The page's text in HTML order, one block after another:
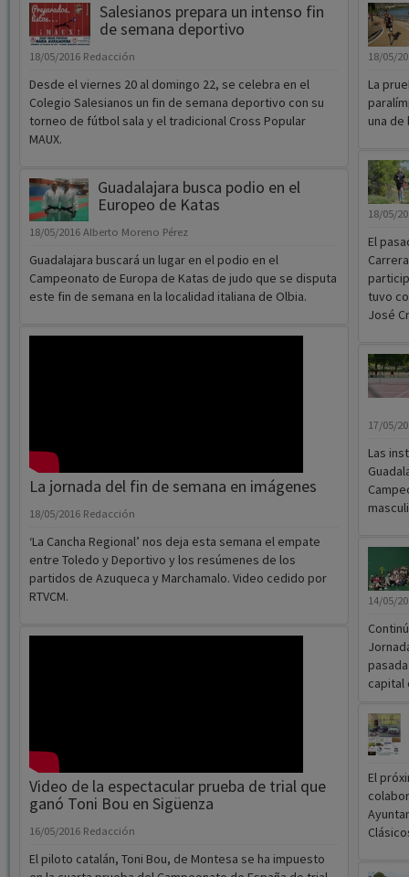
Salesianos prepara un intenso fin
de semana deportivo
18/05/2016 Redacción
Desde el viernes 20 al domingo 22, se celebra en el
Colegio Salesianos un fin de semana deportivo con su
torneo de fútbol sala y el tradicional Cross Popular
MAUX.
Guadalajara busca podio en el
Europeo de Katas
18/05/2016 Alberto Moreno Pérez
Guadalajara buscará un lugar en el podio en el
Campeonato de Europa de Katas de judo que se disputa
este fin de semana en la localidad italiana de Olbia.
La jornada del fin de semana en imágenes
18/05/2016 Redacción
‘La Cancha Regional’ nos deja esta semana el empate
entre Toledo y Deportivo y los resúmenes de los
partidos de Azuqueca y Marchamalo. Video cedido por
RTVCM.
Video de la espectacular prueba de trial que
ganó Toni Bou en Sigüenza
16/05/2016 Redacción
El piloto catalán, Toni Bou, de Montesa se ha impuesto
18/05/
La
una
18/05/
El
tuvo
José
17/05/
Las
14/05/
capital
El